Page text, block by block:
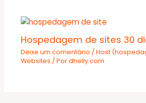
Hospedagem de sites 30
Deixe um comentário / Host
Websites / Pordhelly.com